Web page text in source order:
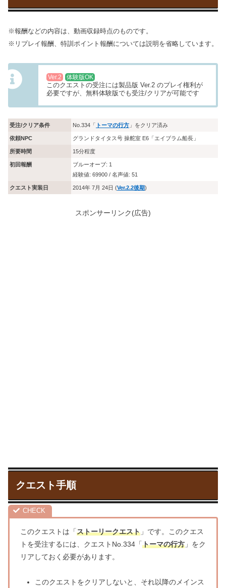
※報酬などの内容は、動画収録時点のものです。
※リプレイ報酬、特訓ポイント報酬については説明を省略しています。
Ver.2
体験版OK
このクエストの受注には製品版 Ver.2 のプレイ権利が
必要ですが、無料体験版でも受注/クリアが可能です
受注/クリア条件 No.334「 トーマの行方 」をクリア済み
依頼NPC グランドタイタス号 操舵室 E6「エイブラム船長」
所要時間 15分程度
初回報酬
ブルーオーブ: 1
経験値: 69900 / 名声値: 51
クエスト実装日 2014年 7月 24日 (Ver.2.2後期)
スポンサーリンク(広告)
クエスト手順
このクエストは「ストーリークエスト 」です。このクエス
トを受注するには、クエストNo.334「トーマの行方 」をク
リアしておく必要があります。
このクエストをクリアしないと、それ以降のメインス